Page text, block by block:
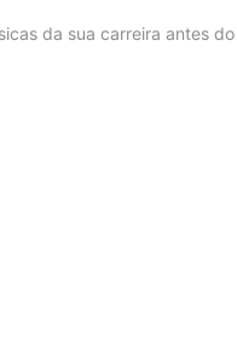
da sua carreira antes do